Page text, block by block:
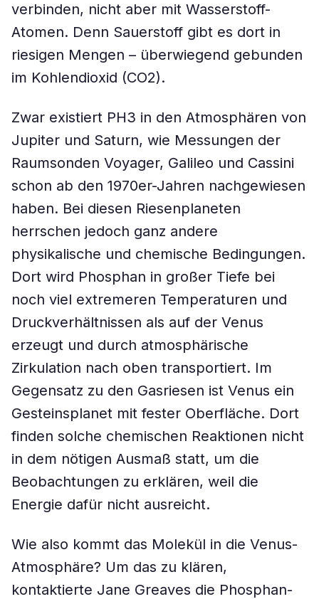
verbinden, nicht aber mit Wasserstoff-
Atomen. Denn Sauerstoff gibt es dort in
riesigen Mengen – überwiegend gebunden
im Kohlendioxid (CO2).
Zwar existiert PH3 in den Atmosphären von
Jupiter und Saturn, wie Messungen der
Raumsonden Voyager, Galileo und Cassini
schon ab den 1970er-Jahren nachgewiesen
haben. Bei diesen Riesenplaneten
herrschen jedoch ganz andere
physikalische und chemische Bedingungen.
Dort wird Phosphan in großer Tiefe bei
noch viel extremeren Temperaturen und
Druckverhältnissen als auf der Venus
erzeugt und durch atmosphärische
Zirkulation nach oben transportiert. Im
Gegensatz zu den Gasriesen ist Venus ein
Gesteinsplanet mit fester Oberfläche. Dort
finden solche chemischen Reaktionen nicht
in dem nötigen Ausmaß statt, um die
Beobachtungen zu erklären, weil die
Energie dafür nicht ausreicht.
Wie also kommt das Molekül in die Venus-
Atmosphäre? Um das zu klären,
kontaktierte Jane Greaves die Phosphan-